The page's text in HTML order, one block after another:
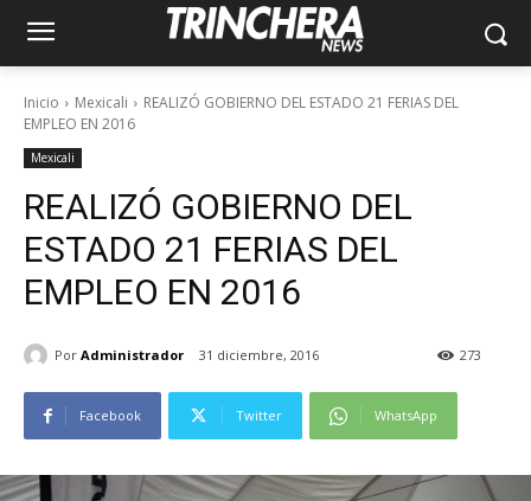
Inicio Mexicali
REALIZÓ GOBIERNO DEL ESTADO 21 FERIAS DEL
EMPLEO EN 2016
Mexicali
REALIZÓ GOBIERNO DEL
ESTADO 21 FERIAS DEL
EMPLEO EN 2016
Por Administrador 31 diciembre, 2016 273
Facebook Twitter WhatsApp